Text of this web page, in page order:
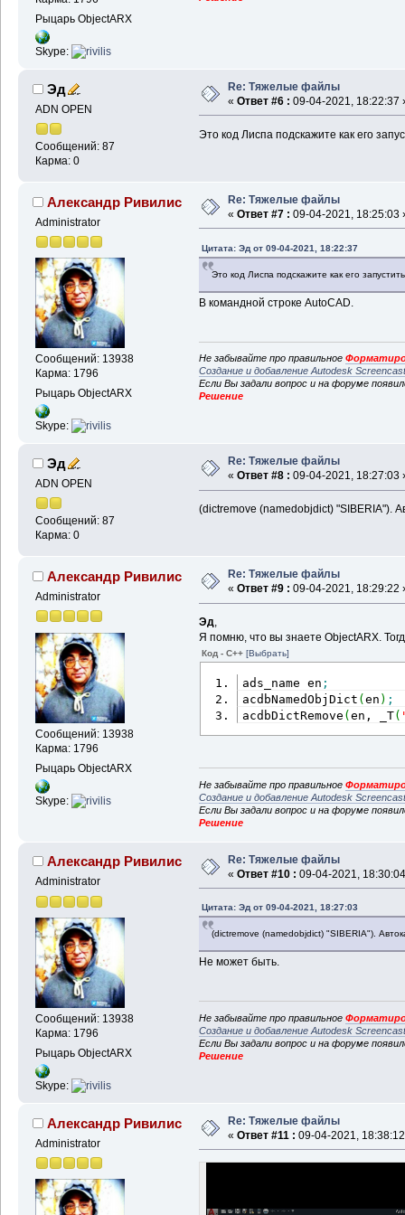
Рыцарь ObjectARX
Skype:
Эд
ADN OPEN
Сообщений: 87
Карма: 0
Re: Тяжелые файлы
« Ответ #6 : 09-04-2021, 18:22:37
Это код Лиспа подскажите как его
Александр Ривилис
Administrator
Сообщений: 13938
Карма: 1796
Рыцарь ObjectARX
Skype:
Re: Тяжелые файлы
« Ответ #7 : 09-04-2021, 18:25:03
Цитата: Эд от 09-04-2021, 18:22:37
Это код Лиспа подскажите как его
В командной строке AutoCAD.
Не забывайте про правильное
Создание и добавление Autodesk
Если Вы задали вопрос и на форуме
Решение
Эд
ADN OPEN
Сообщений: 87
Карма: 0
Re: Тяжелые файлы
« Ответ #8 : 09-04-2021, 18:27:03
(dictremove (namedobjdict) "SIBERIA").
Александр Ривилис
Administrator
Сообщений: 13938
Карма: 1796
Рыцарь ObjectARX
Skype:
Re: Тяжелые файлы
« Ответ #9 : 09-04-2021, 18:29:22
Эд,
Я помню, что вы знаете ObjectARX.
Код - C++ [Выбрать]
ads_name en ;
acdbNamedObjDict (en ) ;
acdbDictRemove (en, _T(
Не забывайте про правильное
Создание и добавление Autodesk
Если Вы задали вопрос и на форуме
Решение
Александр Ривилис
Administrator
Сообщений: 13938
Карма: 1796
Рыцарь ObjectARX
Skype:
Re: Тяжелые файлы
« Ответ #10 : 09-04-2021,
Цитата: Эд от 09-04-2021, 18:27:03
(dictremove (namedobjdict) "SIBERIA").
Не может быть.
Не забывайте про правильное
Создание и добавление Autodesk
Если Вы задали вопрос и на форуме
Решение
Александр Ривилис
Administrator
Re: Тяжелые файлы
« Ответ #11 : 09-04-2021,